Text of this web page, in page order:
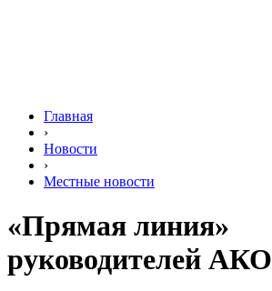
Главная
›
Новости
›
Местные новости
«Прямая линия»
руководителей АКО